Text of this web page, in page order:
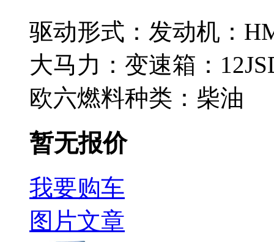
驱动形式： 发动机：
大马力： 变速箱：
欧六燃料种类： 柴油
暂无报价
我要购车
图片文章